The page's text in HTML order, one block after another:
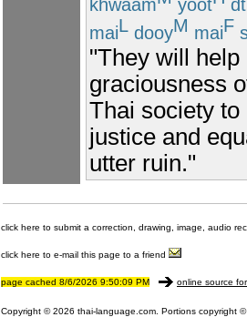
maiL dooyM maiF
"They will
graciousness
Thai society
justice and
utter ruin."
click here to submit a correction, drawing, image, audio
click here to e-mail this page to a friend
page cached 8/6/2026 9:50:09 PM online source
Copyright © 2026 thai-language.com. Portions copyright